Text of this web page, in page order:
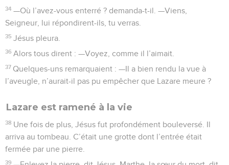
34 —Où l’avez-vous enterré ? demanda-t-il. —Viens,
Seigneur, lui répondirent-ils, tu verras.
35 Jésus pleura.
36 Alors tous dirent : —Voyez, comme il l’aimait.
37 Quelques-uns remarquaient : —Il a bien rendu la vue à
l’aveugle, n’aurait-il pas pu empêcher que Lazare meure ?
Lazare est ramené à la vie
38 Une fois de plus, Jésus fut profondément bouleversé. Il
arriva au tombeau. C’était une grotte dont l’entrée était
fermée par une pierre.
39